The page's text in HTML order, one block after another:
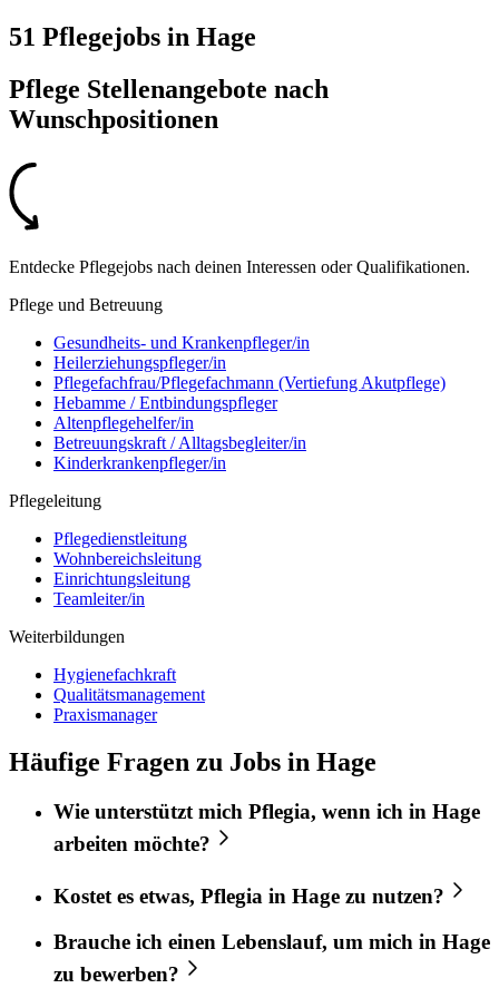
51 Pflegejobs in Hage
Pflege Stellenangebote nach
Wunschpositionen
Entdecke Pflegejobs nach deinen Interessen oder Qualifikationen.
Pflege und Betreuung
Gesundheits- und Krankenpfleger/in
Heilerziehungspfleger/in
Pflegefachfrau/Pflegefachmann (Vertiefung Akutpflege)
Hebamme / Entbindungspfleger
Altenpflegehelfer/in
Betreuungskraft / Alltagsbegleiter/in
Kinderkrankenpfleger/in
Pflegeleitung
Pflegedienstleitung
Wohnbereichsleitung
Einrichtungsleitung
Teamleiter/in
Weiterbildungen
Hygienefachkraft
Qualitätsmanagement
Praxismanager
Häufige Fragen zu Jobs in Hage
Wie unterstützt mich Pflegia, wenn ich in Hage
arbeiten möchte?
Kostet es etwas, Pflegia in Hage zu nutzen?
Brauche ich einen Lebenslauf, um mich in Hage
zu bewerben?